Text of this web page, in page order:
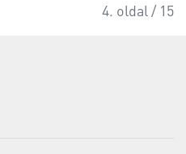
4. oldal / 15